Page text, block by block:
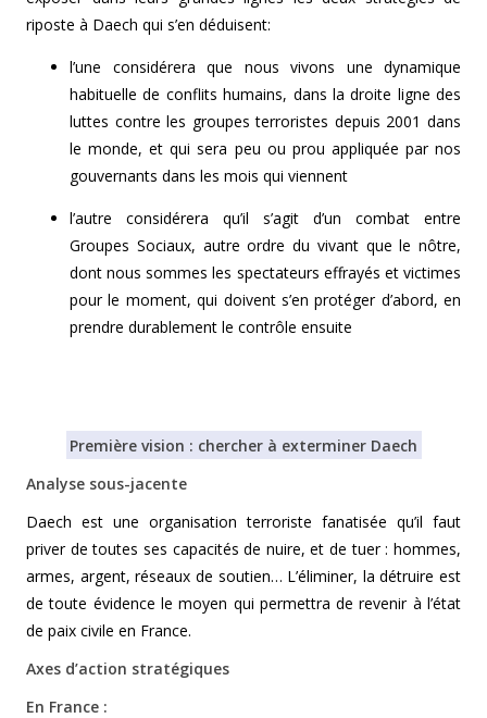
riposte à Daech qui s’en déduisent:
l’une considérera que nous vivons une dynamique
habituelle de conflits humains, dans la droite ligne des
luttes contre les groupes terroristes depuis 2001 dans
le monde, et qui sera peu ou prou appliquée par nos
gouvernants dans les mois qui viennent
l’autre considérera qu’il s’agit d’un combat entre
Groupes Sociaux, autre ordre du vivant que le nôtre,
dont nous sommes les spectateurs effrayés et victimes
pour le moment, qui doivent s’en protéger d’abord, en
prendre durablement le contrôle ensuite
Première vision : chercher à exterminer Daech
Analyse sous-jacente
Daech est une organisation terroriste fanatisée qu’il faut
priver de toutes ses capacités de nuire, et de tuer : hommes,
armes, argent, réseaux de soutien… L’éliminer, la détruire est
de toute évidence le moyen qui permettra de revenir à l’état
de paix civile en France.
Axes d’action stratégiques
En France :